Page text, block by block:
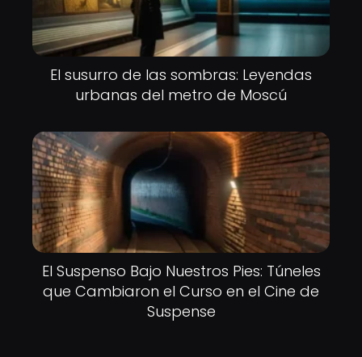
El susurro de las sombras: Leyendas
urbanas del metro de Moscú
El Suspenso Bajo Nuestros Pies: Túneles
que Cambiaron el Curso en el Cine de
Suspense